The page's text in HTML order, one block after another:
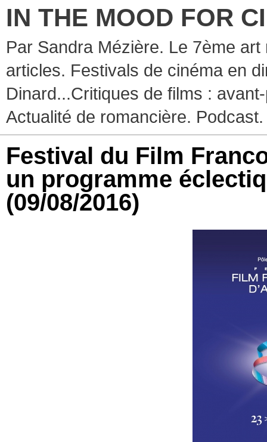
IN THE MOOD FOR
Par Sandra Mézière. Le 7ème
articles. Festivals de cinéma en
Dinard...Critiques de films :
Actualité de romancière. Podcast.
Festival du Film
un programme
(09/08/2016)